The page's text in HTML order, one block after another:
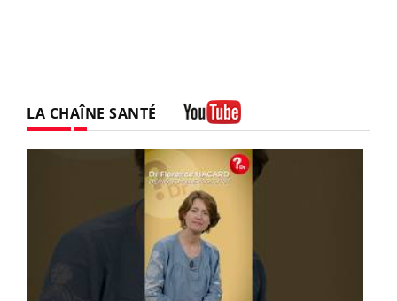
LA CHAÎNE SANTÉ